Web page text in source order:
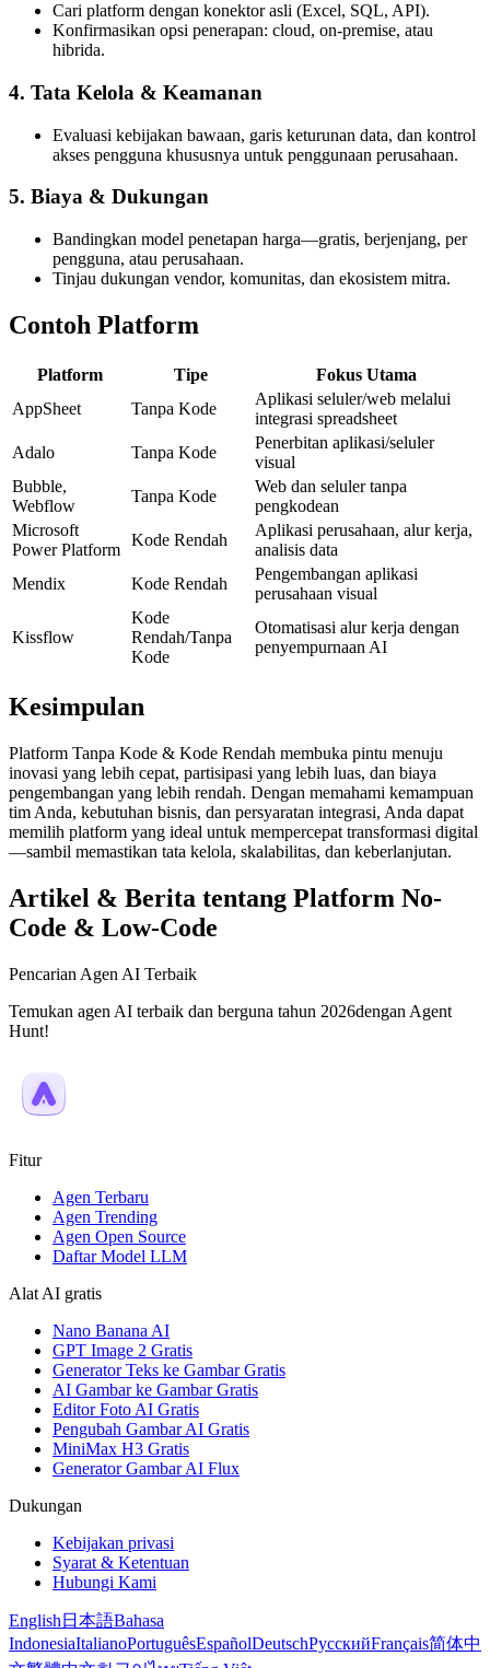
Cari platform dengan konektor asli (Excel, SQL, API).
Konfirmasikan opsi penerapan: cloud, on-premise, atau
hibrida.
4. Tata Kelola & Keamanan
Evaluasi kebijakan bawaan, garis keturunan data, dan kontrol
akses pengguna khususnya untuk penggunaan perusahaan.
5. Biaya & Dukungan
Bandingkan model penetapan harga—gratis, berjenjang, per
pengguna, atau perusahaan.
Tinjau dukungan vendor, komunitas, dan ekosistem mitra.
Contoh Platform
Platform Tipe
Fokus Utama
AppSheet
Tanpa Kode
Aplikasi seluler/web melalui
integrasi spreadsheet
Adalo
Tanpa Kode
Penerbitan aplikasi/seluler
visual
Bubble,
Webflow
Tanpa Kode
Web dan seluler tanpa
pengkodean
Microsoft
Power Platform
Kode Rendah
Aplikasi perusahaan, alur kerja,
analisis data
Mendix
Kode Rendah
Pengembangan aplikasi
perusahaan visual
Kissflow
Kode
Rendah/Tanpa
Kode
Otomatisasi alur kerja dengan
penyempurnaan AI
Kesimpulan
Platform Tanpa Kode & Kode Rendah membuka pintu menuju
inovasi yang lebih cepat, partisipasi yang lebih luas, dan biaya
pengembangan yang lebih rendah. Dengan memahami kemampuan
tim Anda, kebutuhan bisnis, dan persyaratan integrasi, Anda dapat
memilih platform yang ideal untuk mempercepat transformasi digital
—sambil memastikan tata kelola, skalabilitas, dan keberlanjutan.
Artikel & Berita tentang Platform No-
Code & Low-Code
Pencarian Agen AI Terbaik
Temukan agen AI terbaik dan berguna tahun 2026dengan Agent
Hunt!
Fitur
Agen Terbaru
Agen Trending
Agen Open Source
Daftar Model LLM
Alat AI gratis
Nano Banana AI
GPT Image 2 Gratis
Generator Teks ke Gambar Gratis
AI Gambar ke Gambar Gratis
Editor Foto AI Gratis
Pengubah Gambar AI Gratis
MiniMax H3 Gratis
Generator Gambar AI Flux
Dukungan
Kebijakan privasi
Syarat & Ketentuan
Hubungi Kami
English 日本語Bahasa
IndonesiaItalianoPortuguêsEspañolDeutschРусскийFrançais简体中